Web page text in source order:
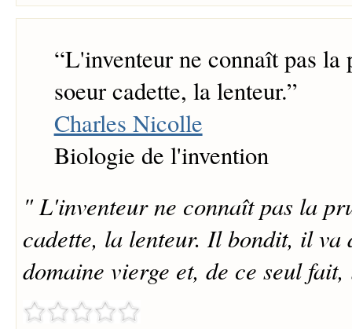
“L'inventeur ne connaît pas la
soeur cadette, la lenteur.”
Charles Nicolle
Biologie de l'invention
" L'inventeur ne connaît pas la
cadette, la lenteur. Il bondit, il va
domaine vierge et, de ce seul